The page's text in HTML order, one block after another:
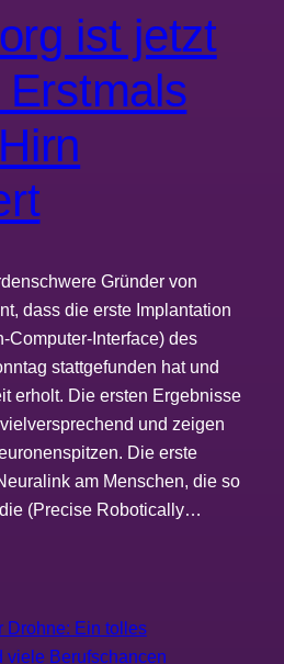
ist jetzt
Gründer von
dass die erste Implantation
Computer-Interface) des
stattgefunden hat und
erholt. Die ersten Ergebnisse
und zeigen
Die erste
am Menschen, die so
(Precise Robotically…